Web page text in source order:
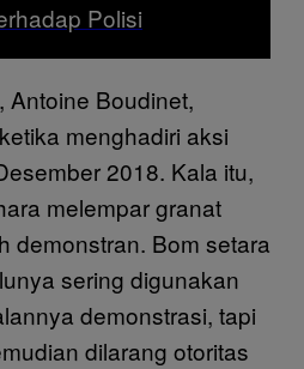
Polisi
Antoine Boudinet,
menghadiri aksi
2018. Kala itu,
melempar granat
demonstran. Bom setara
sering digunakan
demonstrasi, tapi
dilarang otoritas